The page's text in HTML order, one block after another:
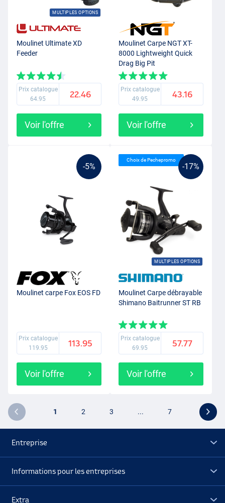
MULTIPLES OPTIONS
Moulinet Ultimate XD
Feeder
Prix catalogue
64.95
22.46
Voir l'offre
Moulinet Carpe NGT XT-
8000 Lightweight Quick
Drag Big Pit
Prix catalogue
49.95
43.16
Voir l'offre
-5%
Moulinet carpe Fox EOS FD
Prix catalogue
119.95
113.95
Voir l'offre
-17%
MULTIPLES OPTIONS
Choix de Pechepromo
Moulinet Carpe débrayable
Shimano Baitrunner ST RB
Prix catalogue
69.95
57.77
Voir l'offre
1 2 3 ... 7
Entreprise
Informations pour les entreprises
Extra